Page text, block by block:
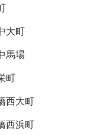
大町
馬場
町
西大町
西浜町